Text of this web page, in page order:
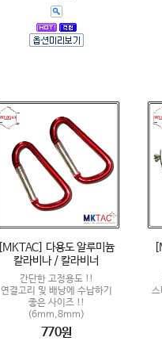
[MKTAC] 다용도 알루미늄
칼라비나 / 칼라비너
간단한 고정용도 !!
연결고리 및 배낭에 수납하기
좋은 사이즈 !!
(6mm,8mm)
770원